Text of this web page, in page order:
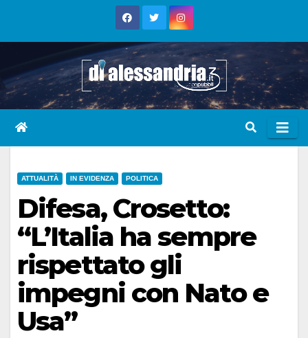
ATTUALITÀ IN EVIDENZA POLITICA
Difesa, Crosetto:
“L’Italia ha sempre
rispettato gli
impegni con Nato e
Usa”